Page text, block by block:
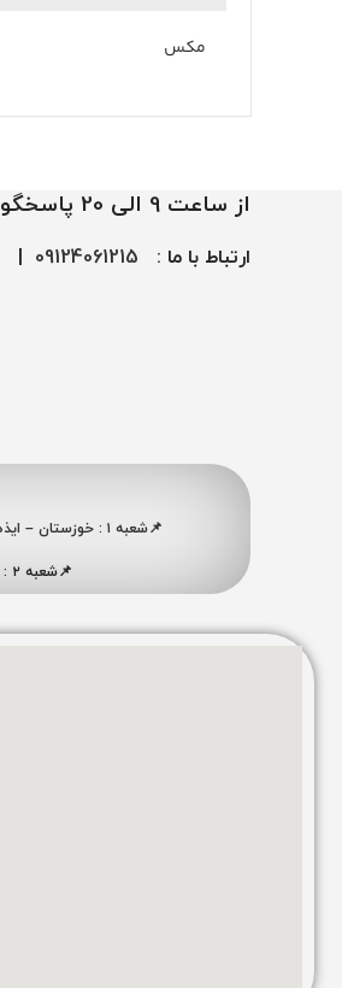
مکس
از ساعت 9 الی 20 پاسخگوی شما عزیزان هستیم
ارتباط با ما : 09124061215
|
📌شعبه ۱ : خوزستان – ایذه – بین چهار راه گاز و میدان سپاه ، نبش کوچه شهید ممبینی
📌شعبه ۲ : تهران – میدان قیام – جنب پل ری – پلاک ۴۱۹